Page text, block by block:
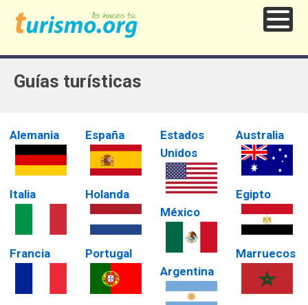
Guías turísticas
Alemania
Italia
Francia
España
Holanda
Portugal
Estados
Unidos
México
Argentina
Australia
Egipto
Marruecos